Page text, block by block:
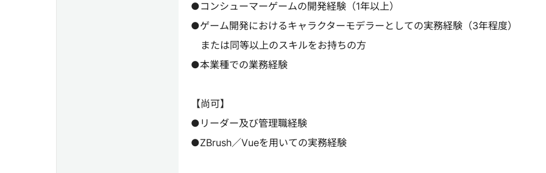
●コンシューマーゲームの開発経験（1年以上）
●ゲーム開発におけるキャラクターモデラーとしての実務経験（3年程度）
または同等以上のスキルをお持ちの方
●本業種での業務経験
【尚可】
●リーダー及び管理職経験
●ZBrush／Vueを用いての実務経験